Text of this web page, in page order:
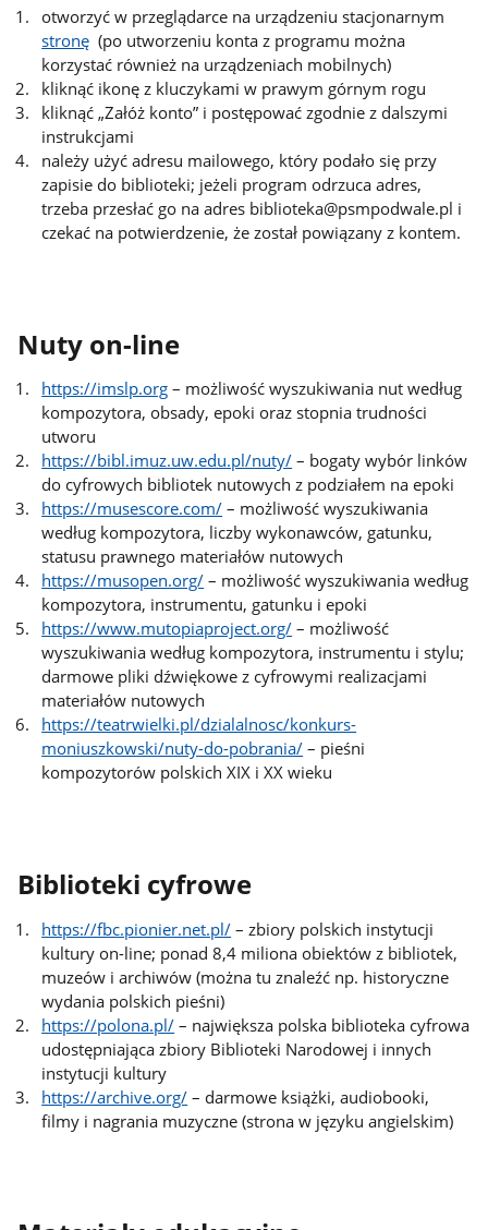
otworzyć w przeglądarce na urządzeniu stacjonarnym
stronę (po utworzeniu konta z programu można
korzystać również na urządzeniach mobilnych)
kliknąć ikonę z kluczykami w prawym górnym rogu
kliknąć „Załóż konto” i postępować zgodnie z dalszymi
instrukcjami
należy użyć adresu mailowego, który podało się przy
zapisie do biblioteki; jeżeli program odrzuca adres,
trzeba przesłać go na adres biblioteka@psmpodwale.pl i
czekać na potwierdzenie, że został powiązany z kontem.
Nuty on-line
https://imslp.org – możliwość wyszukiwania nut według
kompozytora, obsady, epoki oraz stopnia trudności
utworu
https://bibl.imuz.uw.edu.pl/nuty/ – bogaty wybór linków
do cyfrowych bibliotek nutowych z podziałem na epoki
https://musescore.com/ – możliwość wyszukiwania
według kompozytora, liczby wykonawców, gatunku,
statusu prawnego materiałów nutowych
https://musopen.org/ – możliwość wyszukiwania według
kompozytora, instrumentu, gatunku i epoki
https://www.mutopiaproject.org/ – możliwość
wyszukiwania według kompozytora, instrumentu i stylu;
darmowe pliki dźwiękowe z cyfrowymi realizacjami
materiałów nutowych
https://teatrwielki.pl/dzialalnosc/konkurs-
moniuszkowski/nuty-do-pobrania/ – pieśni
kompozytorów polskich XIX i XX wieku
Biblioteki cyfrowe
https://fbc.pionier.net.pl/ – zbiory polskich instytucji
kultury on-line; ponad 8,4 miliona obiektów z bibliotek,
muzeów i archiwów (można tu znaleźć np. historyczne
wydania polskich pieśni)
https://polona.pl/ – największa polska biblioteka cyfrowa
udostępniająca zbiory Biblioteki Narodowej i innych
instytucji kultury
https://archive.org/ – darmowe książki, audiobooki,
filmy i nagrania muzyczne (strona w języku angielskim)